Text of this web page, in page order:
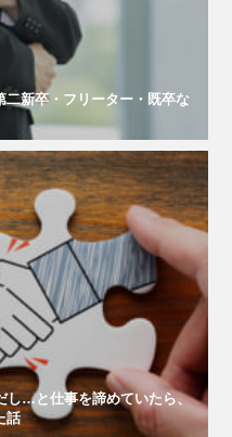
二新卒・フリーター・既卒な
し…と仕事を諦めていたら、
話